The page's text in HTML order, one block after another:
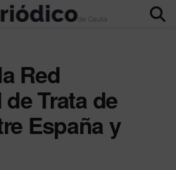
Red
Trata de
España y